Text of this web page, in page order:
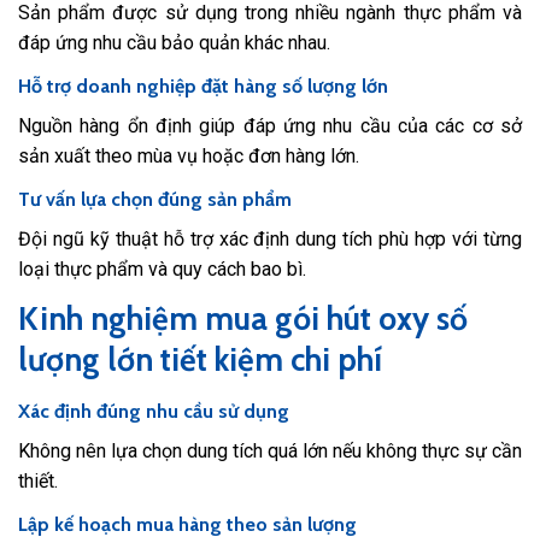
Sản phẩm được sử dụng trong nhiều ngành thực phẩm và
đáp ứng nhu cầu bảo quản khác nhau.
Hỗ trợ doanh nghiệp đặt hàng số lượng lớn
Nguồn hàng ổn định giúp đáp ứng nhu cầu của các cơ sở
sản xuất theo mùa vụ hoặc đơn hàng lớn.
Tư vấn lựa chọn đúng sản phẩm
Đội ngũ kỹ thuật hỗ trợ xác định dung tích phù hợp với từng
loại thực phẩm và quy cách bao bì.
Kinh nghiệm mua gói hút oxy số
lượng lớn tiết kiệm chi phí
Xác định đúng nhu cầu sử dụng
Không nên lựa chọn dung tích quá lớn nếu không thực sự cần
thiết.
Lập kế hoạch mua hàng theo sản lượng